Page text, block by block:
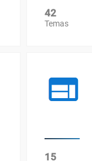
42
Temas
15